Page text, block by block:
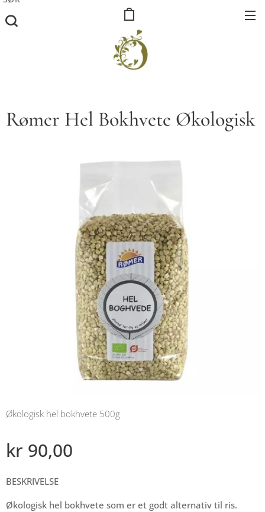
Rømer Hel Bokhvete Økologisk
Økologisk hel bokhvete 500g
kr 90,00
BESKRIVELSE
Økologisk hel bokhvete som er et godt alternativ til ris.